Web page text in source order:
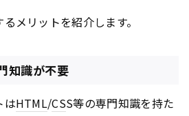
メリットを紹介します。
知識が不要
はHTML/CSS等の専門知識を持た